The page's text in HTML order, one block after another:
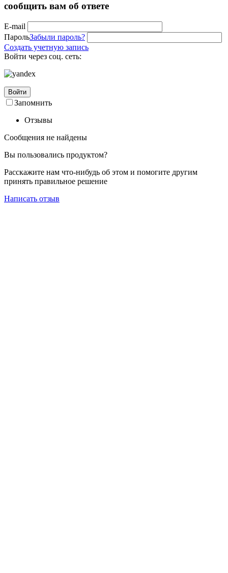
сообщить вам об ответе
E-mail
ПарольЗабыли пароль?
Создать учетную запись
Войти через соц. сеть:
Войти
Запомнить
Отзывы
Сообщения не найдены
Вы пользовались продуктом?
Расскажите нам что-нибудь об этом и помогите другим
принять правильное решение
Написать отзыв